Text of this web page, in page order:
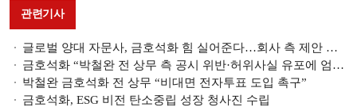
관련기사
글로벌 양대 자문사, 금호석화 힘 실어준다…회사 측 제안 주총 안건 ‘찬성’
금호석화 “박철완 전 상무 측 공시 위반·허위사실 유포에 엄중 경고”
박철완 금호석화 전 상무 “비대면 전자투표 도입 촉구”
금호석화, ESG 비전 탄소중립 성장 청사진 수립